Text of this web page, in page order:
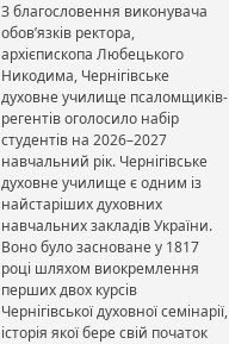
З благословення виконувача
обов’язків ректора,
архієпископа Любецького
Никодима, Чернігівське
духовне училище псаломщиків-
регентів оголосило набір
студентів на 2026–2027
навчальний рік. Чернігівське
духовне училище є одним із
найстаріших духовних
навчальних закладів України.
Воно було засноване у 1817
році шляхом виокремлення
перших двох курсів
Чернігівської духовної семінарії,
історія якої бере свій початок